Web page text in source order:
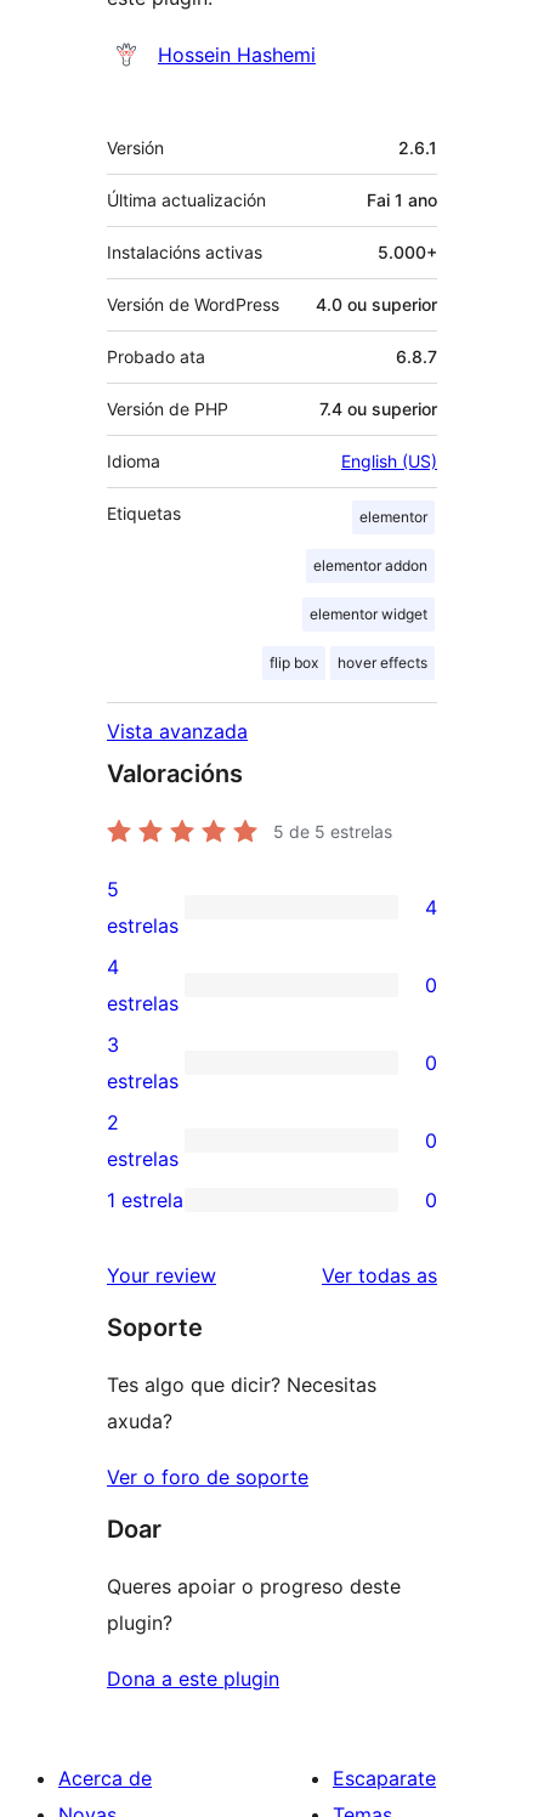
Colaboradores
Hossein Hashemi
Meta
Versión 2.6.1
Última actualización Fai 1 ano
Instalacións activas 5.000+
Versión de WordPress 4.0 ou superior
Probado ata 6.8.7
Versión de PHP 7.4 ou superior
Idioma English (US)
Etiquetas elementor
elementor addon
elementor widget
flip box hover effects
Vista avanzada
Valoracións
5 de 5 estrelas
4
valoracións
de
5
estrelas
5
estrelas
4
0
valoracións
de
4
estrelas
4
estrelas
0
0
valoracións
de
3
3
estrelas
0
0
valoracións
2
2
estrelas
0
de
1
1 estrela 0
Your review Ver todas asvaloracións
Soporte
Tes algo que dicir? Necesitas
axuda?
Ver o foro de soporte
Doar
Queres apoiar o progreso deste
plugin?
Dona a este plugin
Acerca de
Escaparate